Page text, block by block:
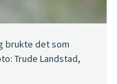
brukte det som
Trude Landstad,